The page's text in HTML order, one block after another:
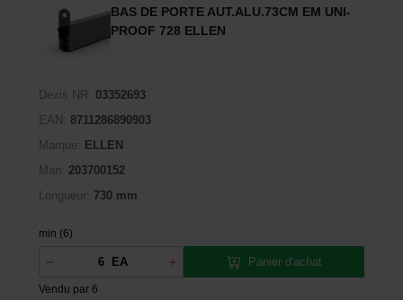
BAS DE PORTE AUT.ALU.73CM EM UNI-
PROOF 728 ELLEN
Dexis NR:
03352693
EAN:
8711286890903
Marque:
ELLEN
Man: 203700152
Longueur: 730 mm
min (6)
EA
Vendu par 6
Panier d'achat